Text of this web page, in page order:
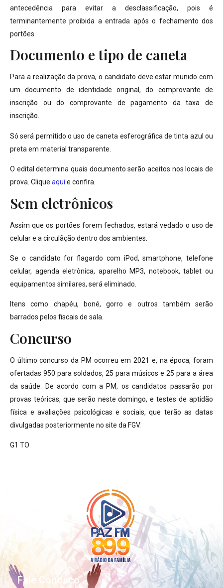
antecedência para evitar a desclassificação, pois é
terminantemente proibida a entrada após o fechamento dos
portões.
Documento e tipo de caneta
Para a realização da prova, o candidato deve estar munido com
um documento de identidade original, do comprovante de
inscrição ou do comprovante de pagamento da taxa de
inscrição.
Só será permitido o uso de caneta esferográfica de tinta azul ou
preta em material transparente.
O edital determina quais documento serão aceitos nos locais de
prova. Clique aqui e confira.
Sem eletrônicos
Assim que os portões forem fechados, estará vedado o uso de
celular e a circulãção dentro dos ambientes.
Se o candidato for flagardo com iPod, smartphone, telefone
celular, agenda eletrônica, aparelho MP3, notebook, tablet ou
equipamentos similares, será eliminado.
Itens como chapéu, boné, gorro e outros também serão
barrados pelos fiscais de sala.
Concurso
O último concurso da PM ocorreu em 2021 e, na época, foram
ofertadas 950 para soldados, 25 para músicos e 25 para a área
da saúde. De acordo com a PM, os candidatos passarão por
provas teóricas, que serão neste domingo, e testes de aptidão
física e avaliações psicológicas e sociais, que terão as datas
divulgadas posteriormente no site da FGV.
G1 TO
Fale Conosco